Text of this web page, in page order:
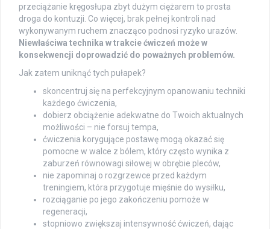
przeciążanie kręgosłupa zbyt dużym ciężarem to prosta
droga do kontuzji. Co więcej, brak pełnej kontroli nad
wykonywanym ruchem znacząco podnosi ryzyko urazów.
Niewłaściwa technika w trakcie ćwiczeń może w
konsekwencji doprowadzić do poważnych problemów.
Jak zatem uniknąć tych pułapek?
skoncentruj się na perfekcyjnym opanowaniu techniki
każdego ćwiczenia,
dobierz obciążenie adekwatne do Twoich aktualnych
możliwości – nie forsuj tempa,
ćwiczenia korygujące postawę mogą okazać się
pomocne w walce z bólem, który często wynika z
zaburzeń równowagi siłowej w obrębie pleców,
nie zapominaj o rozgrzewce przed każdym
treningiem, która przygotuje mięśnie do wysiłku,
rozciąganie po jego zakończeniu pomoże w
regeneracji,
stopniowo zwiększaj intensywność ćwiczeń, dając